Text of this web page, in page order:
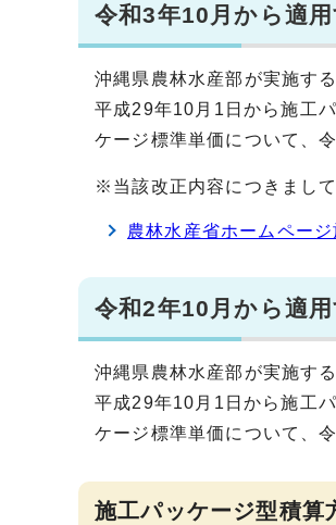
令和3年10月から適
沖縄県農林水産部が実施す
平成29年10月1日から施工
ケージ標準単価について、
※当該改正内容につきまし
農林水産省ホームペー
令和2年10月から適
沖縄県農林水産部が実施す
平成29年10月1日から施工
ケージ標準単価について、
施工パッケージ型積算